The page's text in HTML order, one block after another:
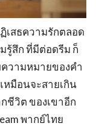
เสธความรักตลอด
รู้สึก ที่มีต่อดรีม ก็
วามหมายของคำ
หมือนจะสายเกิน
ชีวิต ของเขาอีก
พากย์ไทย